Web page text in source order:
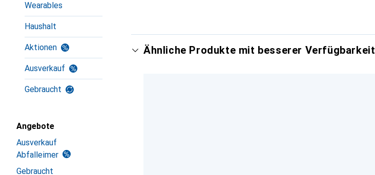
Wearables
Haushalt
Aktionen
Ausverkauf
Gebraucht
Angebote
Ausverkauf
Abfalleimer
Gebraucht
Ähnliche Produkte mit besserer Verfügbarkeit